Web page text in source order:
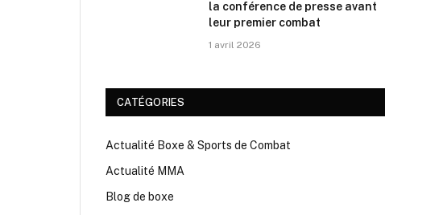
la conférence de presse avant
leur premier combat
1 avril 2026
CATÉGORIES
Actualité Boxe & Sports de Combat
Actualité MMA
Blog de boxe